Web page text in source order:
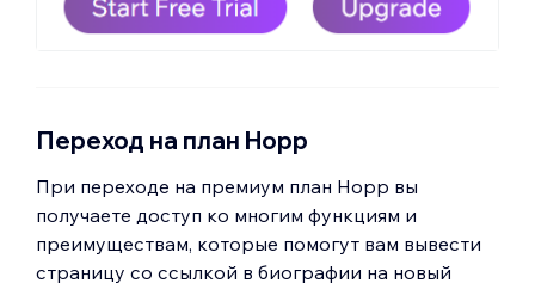
Переход на план Hopp
При переходе на премиум план Hopp вы
получаете доступ ко многим функциям и
преимуществам, которые помогут вам вывести
страницу со ссылкой в биографии на новый